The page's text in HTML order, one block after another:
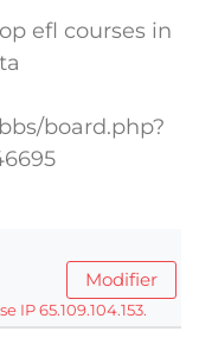
efl courses in
board.php?
Modifier
65.109.104.153.